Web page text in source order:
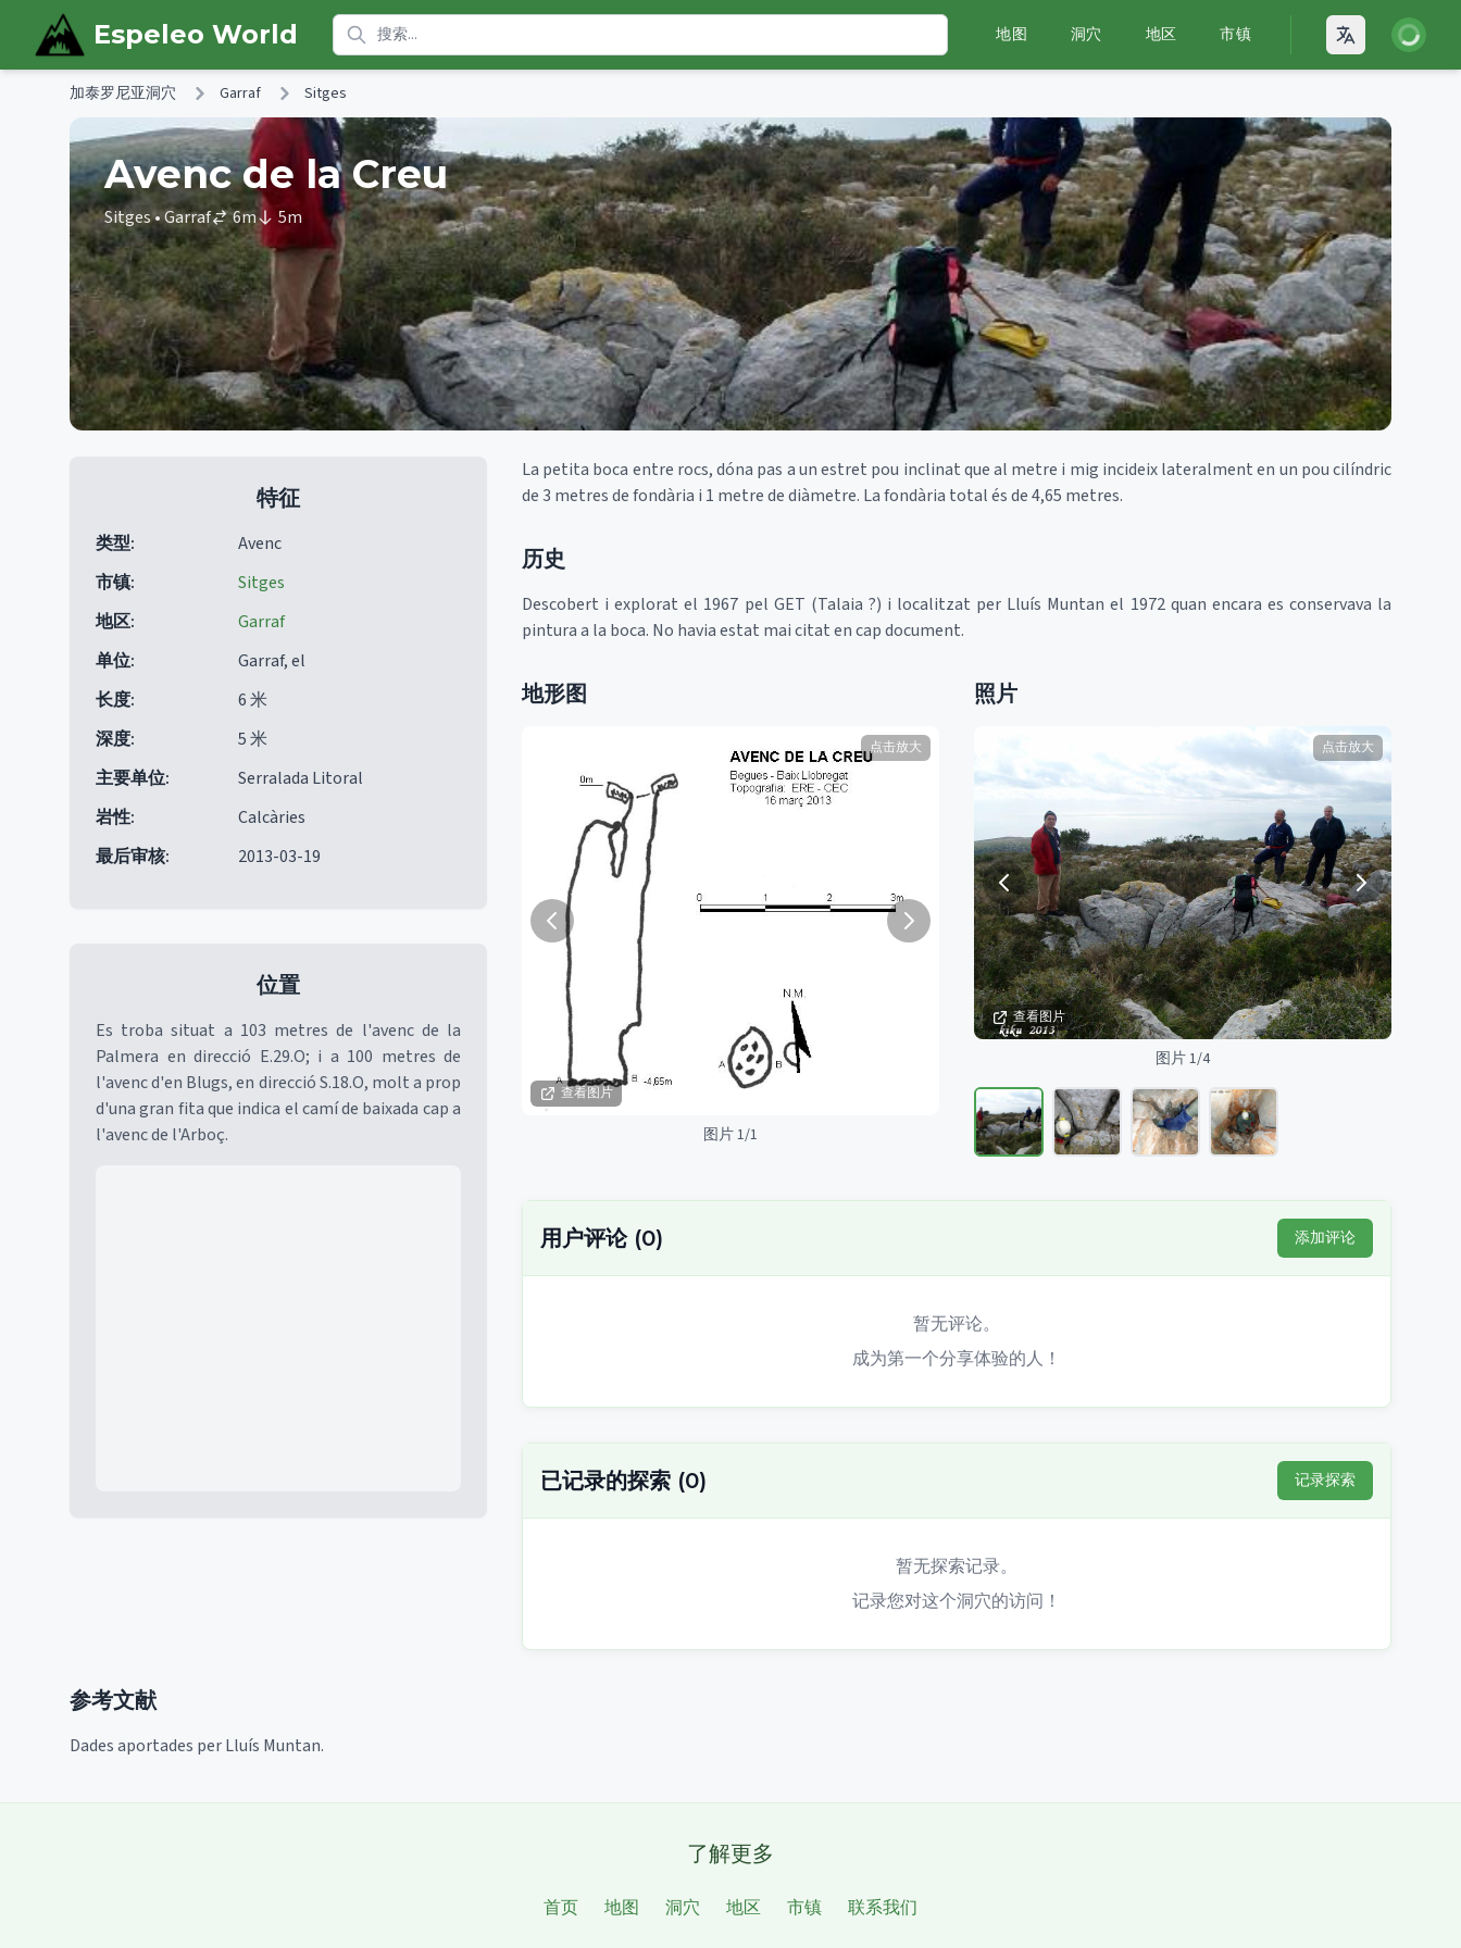
Skip to main content
Espeleo World 地图 洞穴 地区 市镇 Open
登录
加泰罗尼亚洞穴 Garraf Sitges
Avenc de la Creu
Sitges• Garraf 6m 5m
特征
类型:
Avenc
市镇:
Sitges
地区:
Garraf
单位:
Garraf, el
长度:
6 米
深度:
5 米
主要单位:
Serralada Litoral
岩性:
Calcàries
最后审核: 2013-03-19
位置
Es troba situat a 103 metres de l'avenc de la
Palmera en direcció E.29.O; i a 100 metres de
l'avenc d'en Blugs, en direcció S.18.O, molt a prop
d'una gran fita que indica el camí de baixada cap a
l'avenc de l'Arboç.
La petita boca entre rocs, dóna pas a un estret pou inclinat que al metre i mig incideix lateralment en un pou cilíndric
de 3 metres de fondària i 1 metre de diàmetre. La fondària total és de 4,65 metres.
历史
Descobert i explorat el 1967 pel GET (Talaia ?) i localitzat per Lluís Muntan el 1972 quan encara es conservava la
pintura a la boca. No havia estat mai citat en cap document.
地形图
查看图片
点击放大
图片 1/1
照片
查看图片
点击放大
图片 1/4
用户评论(0) 添加评论
暂无评论。
成为第一个分享体验的人！
已记录的探索 (0) 记录探索
暂无探索记录。
记录您对这个洞穴的访问！
参考文献
Dades aportades per Lluís Muntan.
了解更多
首页 地图 洞穴 地区 市镇 联系我们